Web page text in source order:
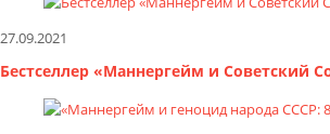
27.09.2021
Бестселлер «Маннергейм и Советский